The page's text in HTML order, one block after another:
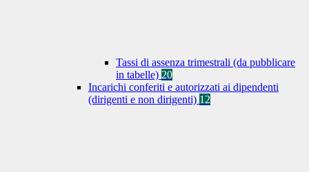
Tassi di assenza trimestrali (da pubblicare
in tabelle) 20
Incarichi conferiti e autorizzati ai dipendenti
(dirigenti e non dirigenti) 12